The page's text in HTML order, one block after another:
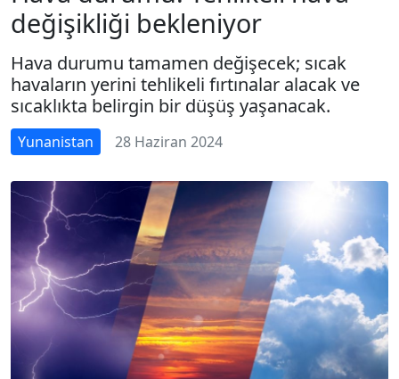
değişikliği bekleniyor
Hava durumu tamamen değişecek; sıcak
havaların yerini tehlikeli fırtınalar alacak ve
sıcaklıkta belirgin bir düşüş yaşanacak.
Yunanistan 28 Haziran 2024